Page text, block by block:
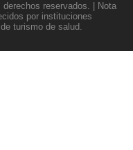
reservados. | Nota
por instituciones
turismo de salud.